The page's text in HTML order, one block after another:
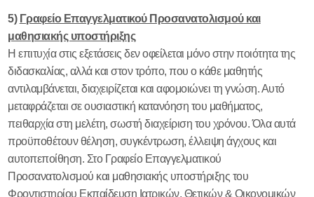
5) Γραφείο Επαγγελματικού Προσανατολισμού και
μαθησιακής υποστήριξης
Η επιτυχία στις εξετάσεις δεν οφείλεται μόνο στην ποιότητα της
διδασκαλίας, αλλά και στον τρόπο, που ο κάθε μαθητής
αντιλαμβάνεται, διαχειρίζεται και αφομοιώνει τη γνώση. Αυτό
μεταφράζεται σε ουσιαστική κατανόηση του μαθήματος,
πειθαρχία στη μελέτη, σωστή διαχείριση του χρόνου. Όλα αυτά
προϋποθέτουν θέληση, συγκέντρωση, έλλειψη άγχους και
αυτοπεποίθηση. Στο Γραφείο Επαγγελματικού
Προσανατολισμού και μαθησιακής υποστήριξης του
Φροντιστηρίου Εκπαίδευση Ιατρικών, Θετικών & Οικονομικών
ΑΠΟΦΘΕΓΜΑΤΙΚΕΣ
ΡΗΣΕΙΣ
ΜΑΘΗΣΙΑΚΗ
ΥΠΟΣΤΗΡΙΞΗ
ΒΙΟΓΡΑΦΙΚΑ
ΕΠΙΚΑΙΡΟΤΗΤΑ
ΕΠΙΚΟΙΝΩΝΙΑ